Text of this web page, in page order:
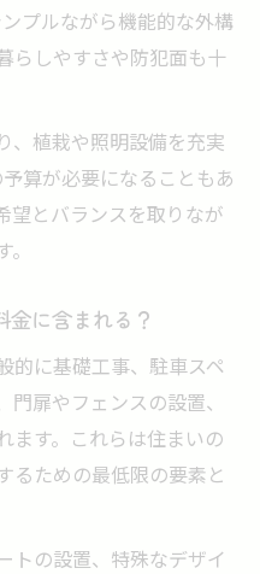
配分ポイント
き費用配分の基本
用優先度を考える
防ぐ見積もり術
構工事の予算計画
きる項目を整理
事の進め方
進め方を知ろう
行がポイント
の費用を見極める
業者選びのコツ
プルながら機能的な外構
らしやすさや防犯面も十
、植栽や照明設備を充実
算が必要になることもあ
望とバランスを取りなが
に含まれる？
的に基礎工事、駐車スペ
扉やフェンスの設置、
ます。これらは住まいの
るための最低限の要素と
トの設置、特殊なデザイ